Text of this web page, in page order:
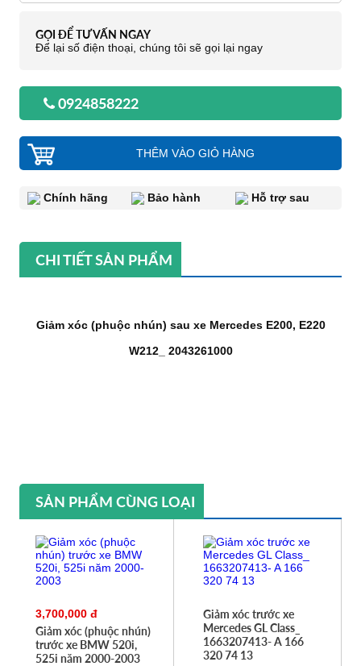
GỌI ĐỂ TƯ VẤN NGAY
Để lại số điện thoại, chúng tôi sẽ gọi lại ngay
0924858222
THÊM VÀO GIỎ HÀNG
Chính hãng Bảo hành Hỗ trợ sau
CHI TIẾT SẢN PHẨM
Giảm xóc (phuộc nhún) sau xe Mercedes E200, E220
W212_ 2043261000
SẢN PHẨM CÙNG LOẠI
3,700,000 đ
Giảm xóc (phuộc nhún)
trước xe BMW 520i,
525i năm 2000-2003
Giảm xóc trước xe
Mercedes GL Class_
1663207413- A 166
320 74 13